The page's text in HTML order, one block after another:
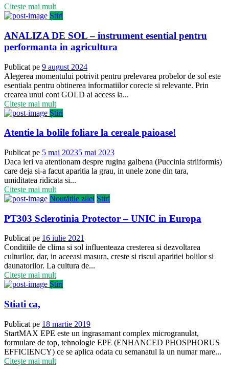
Citește mai mult
Știri
ANALIZA DE SOL – instrument esential pentru
performanta in agricultura
Publicat pe 9 august 2024
Alegerea momentului potrivit pentru prelevarea probelor de sol este
esentiala pentru obtinerea informatiilor corecte si relevante. Prin
crearea unui cont GOLD ai access la...
Citește mai mult
Știri
Atentie la bolile foliare la cereale paioase!
Publicat pe 5 mai 20235 mai 2023
Daca ieri va atentionam despre rugina galbena (Puccinia striiformis)
care deja si-a facut aparitia la grau, in unele zone din tara,
umiditatea ridicata si...
Citește mai mult
Noutățile zilei Știri
PT303 Sclerotinia Protector – UNIC in Europa
Publicat pe 16 iulie 2021
Conditiile de clima si sol influenteaza cresterea si dezvoltarea
culturilor, dar, in aceeasi masura, creste si riscul aparitiei bolilor si
daunatorilor. La cultura de...
Citește mai mult
Știri
Stiati ca,
Publicat pe 18 martie 2019
StartMAX EPE este un ingrasamant complex microgranulat,
formulare de top, tehnologie EPE (ENHANCED PHOSPHORUS
EFFICIENCY) ce se aplica odata cu semanatul la un numar mare...
Citește mai mult